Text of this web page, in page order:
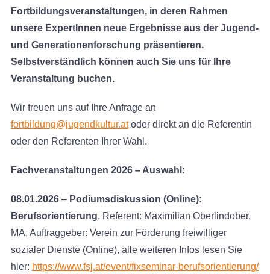
Fortbildungsveranstaltungen, in deren Rahmen
unsere ExpertInnen neue Ergebnisse aus der Jugend-
und Generationenforschung präsentieren.
Selbstverständlich können auch Sie uns für Ihre
Veranstaltung buchen.
Wir freuen uns auf Ihre Anfrage an
fortbildung@jugendkultur.atoder direkt an die Referentin
oder den Referenten Ihrer Wahl.
Fachveranstaltungen 2026 – Auswahl:
08.01.2026– Podiumsdiskussion (Online):
Berufsorientierung, Referent: Maximilian Oberlindober,
MA, Auftraggeber: Verein zur Förderung freiwilliger
sozialer Dienste (Online), alle weiteren Infos lesen Sie
hier: https://www.fsj.at/event/fixseminar-berufsorientierung/